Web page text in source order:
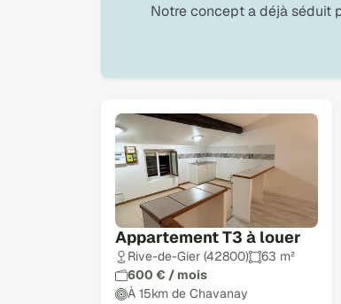
Appartement T3 à louer
Rive-de-Gier (42800)
63 m²
600 € / mois
À 15km de Chavanay
Notre concept a déjà séduit